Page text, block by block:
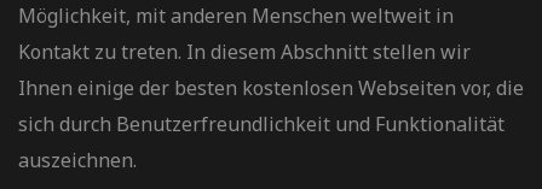
Möglichkeit, mit anderen Menschen weltweit in
Kontakt zu treten. In diesem Abschnitt stellen wir
Ihnen einige der besten kostenlosen Webseiten vor, die
sich durch Benutzerfreundlichkeit und Funktionalität
auszeichnen.